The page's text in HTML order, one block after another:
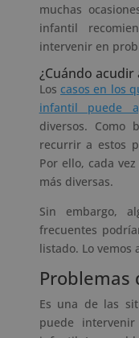
muchas
infantil
intervenir en
¿Cuándo
Los casos en los
infantil puede
diversos. Como
recurrir a estos
Por ello, cada
más diversas.
Sin embargo,
frecuentes
listado. Lo vemos
Problemas
Es una de las
puede